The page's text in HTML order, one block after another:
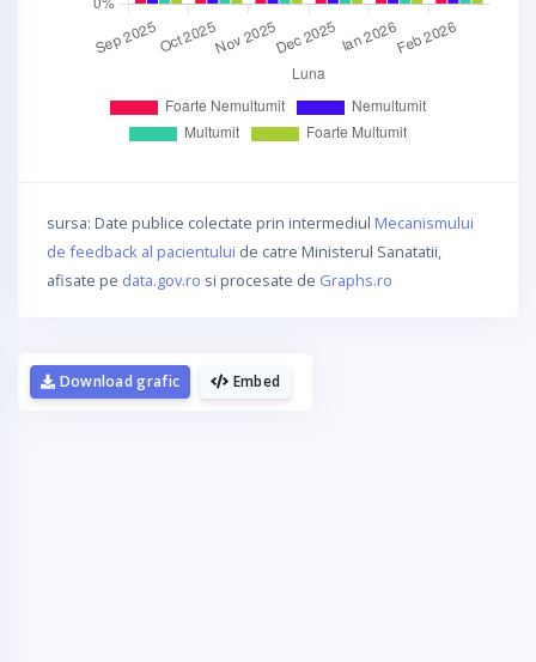
sursa: Date publice colectate prin intermediul Mecanismului
de feedback al pacientului de catre Ministerul Sanatatii,
afisate pe data.gov.ro si procesate de Graphs.ro
Embed
Download grafic